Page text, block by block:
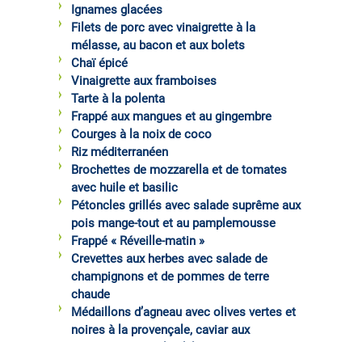
Ignames glacées
Filets de porc avec vinaigrette à la
mélasse, au bacon et aux bolets
Chaï épicé
Vinaigrette aux framboises
Tarte à la polenta
Frappé aux mangues et au gingembre
Courges à la noix de coco
Riz méditerranéen
Brochettes de mozzarella et de tomates
avec huile et basilic
Pétoncles grillés avec salade suprême aux
pois mange-tout et au pamplemousse
Frappé « Réveille-matin »
Crevettes aux herbes avec salade de
champignons et de pommes de terre
chaude
Médaillons d’agneau avec olives vertes et
noires à la provençale, caviar aux